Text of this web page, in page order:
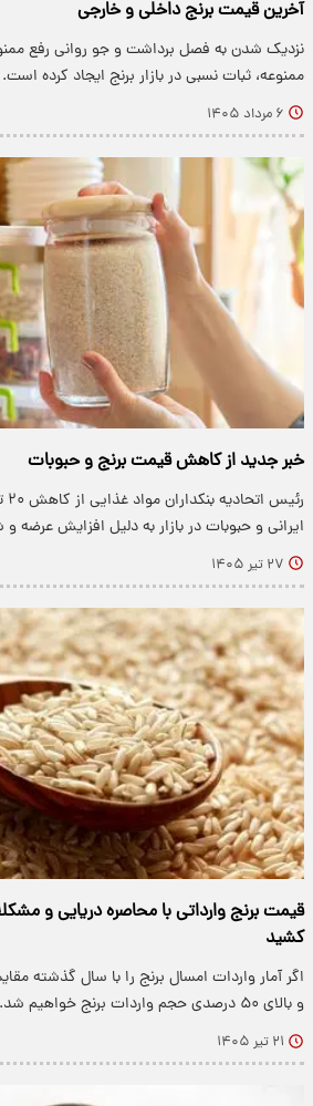
آخرین قیمت برنج داخلی و خارجی
نزدیک شدن به فصل برداشت و جو روانی رفع
ممنوعه، ثبات نسبی در بازار برنج ایجاد کرده است.
۶ مرداد ۱۴۰۵
خبر جدید از کاهش قیمت برنج و حبوبات
ایرانی و حبوبات در بازار به دلیل افزایش عرضه
۲۷ تیر ۱۴۰۵
قیمت برنج وارداتی با محاصره دریایی و
کشید
اگر آمار واردات امسال برنج را با سال گذشته
و بالای ۵۰ درصدی حجم واردات برنج خواهیم شد. یکی…
۲۱ تیر ۱۴۰۵